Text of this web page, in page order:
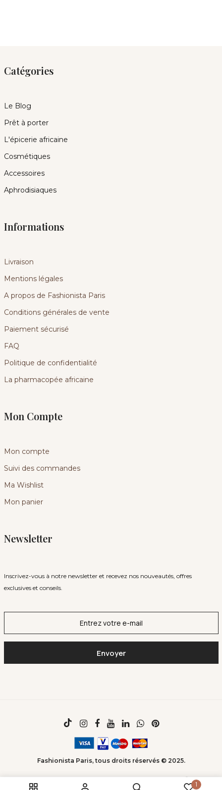
1
Catégories
Le Blog
Prêt à porter
L'épicerie africaine
Cosmétiques
Accessoires
Aphrodisiaques
Informations
Livraison
Mentions légales
A propos de Fashionista Paris
Conditions générales de vente
Paiement sécurisé
FAQ
Politique de confidentialité
La pharmacopée africaine
Mon Compte
Mon compte
Suivi des commandes
Ma Wishlist
Mon panier
Newsletter
Inscrivez-vous à notre newsletter et recevez nos nouveautés, offres
exclusives et conseils.
Fashionista Paris, tous droits réservés © 2025.